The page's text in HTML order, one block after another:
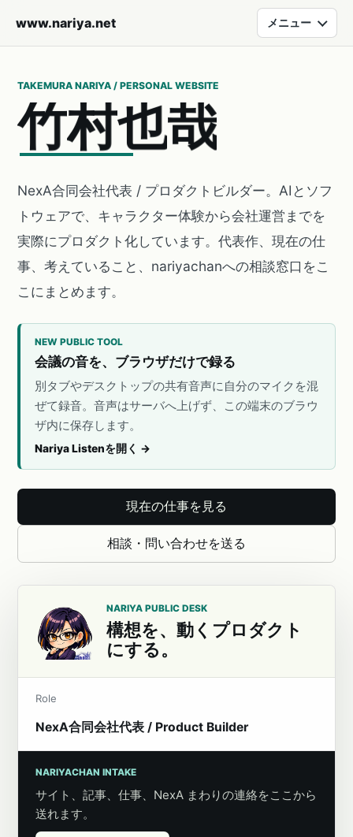
www.nariya.net メニュー
TAKEMURA NARIYA / PERSONAL WEBSITE
竹村也哉
NexA合同会社代表 / プロダクトビルダー。AIとソフ
トウェアで、キャラクター体験から会社運営までを
実際にプロダクト化しています。代表作、現在の仕
事、考えていること、nariyachanへの相談窓口をこ
こにまとめます。
NEW PUBLIC TOOL
会議の音を、ブラウザだけで録る
別タブやデスクトップの共有音声に自分のマイクを混
ぜて録音。音声はサーバへ上げず、この端末のブラウ
ザ内に保存します。
Nariya Listenを開く →
現在の仕事を見る
相談・問い合わせを送る
NARIYA PUBLIC DESK
構想を、動くプロダクト
にする。
Role
NexA合同会社代表 / Product Builder
NARIYACHAN INTAKE
サイト、記事、仕事、NexA まわりの連絡をここから
送れます。